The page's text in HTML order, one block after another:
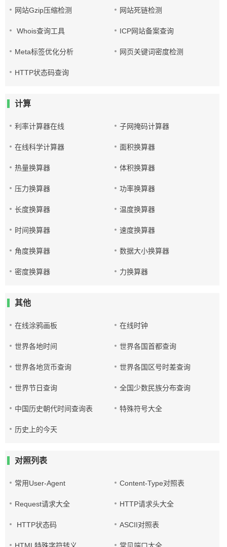
网站Gzip压缩检测 网站死链检测
Whois查询工具 ICP网站备案查询
Meta标签优化分析 网页关键词密度检测
HTTP状态码查询
计算
利率计算器在线 子网掩码计算器
在线科学计算器 面积换算器
热量换算器 体积换算器
压力换算器 功率换算器
长度换算器 温度换算器
时间换算器 速度换算器
角度换算器 数据大小换算器
密度换算器 力换算器
其他
在线涂鸦画板 在线时钟
世界各地时间 世界各国首都查询
世界各地货币查询 世界各国区号时差查询
世界节日查询 全国少数民族分布查询
中国历史朝代时间查询表 特殊符号大全
历史上的今天
对照列表
常用User-Agent Content-Type对照表
Request请求大全 HTTP请求头大全
HTTP状态码 ASCII对照表